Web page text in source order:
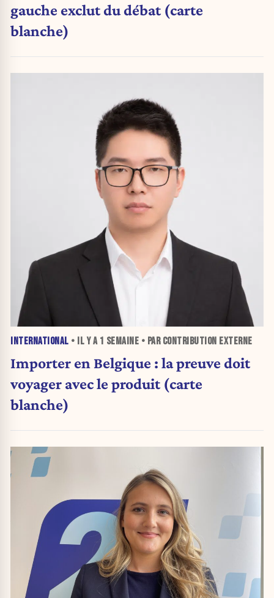
gauche exclut du débat (carte
blanche)
INTERNATIONAL • IL Y A 1 SEMAINE • PAR CONTRIBUTION EXTERNE
Importer en Belgique : la preuve doit
voyager avec le produit (carte
blanche)